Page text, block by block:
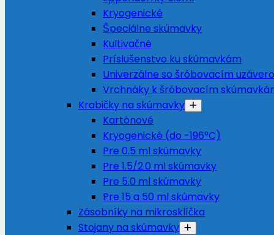
Kryogenické
Špeciálne skúmavky
Kultivačné
Príslušenstvo ku skúmavkám
Univerzálne so šróbovacím
Vrchnáky k šróbovacím
Krabičky na skúmavky
Kartónové
Kryogenické (do -196°C)
Pre 0.5 ml skúmavky
Pre 1.5/2.0 ml skúmavky
Pre 5.0 ml skúmavky
Pre 15 a 50 ml skúmavky
Zásobníky na mikrosklíčka
Stojany na skúmavky